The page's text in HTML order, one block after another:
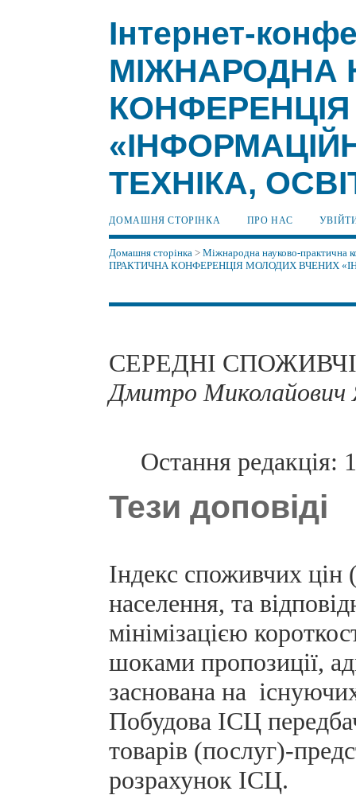
Інтернет-
МІЖНАРОДНА
ТЕХНІКА,
ДОМАШНЯ СТОРІНКА ПРО НАС
Домашня сторінка >Міжнародна науково-практична
ПРАКТИЧНА КОНФЕРЕНЦІЯ МОЛОДИХ ВЧЕНИХ
СЕРЕДНІ
Дмитро Миколайович
Остання редакція:
Тези доповіді
Індекс споживчих
населення, та
мінімізацією
шоками пропозиції,
заснована на
Побудова ІСЦ
товарів (послуг)-
розрахунок ІСЦ.